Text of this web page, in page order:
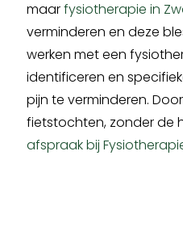
maarfysiotherapie in
verminderen en deze
werken met een
identificeren en
pijn te verminderen.
fietstochten, zonder de
afspraak bij